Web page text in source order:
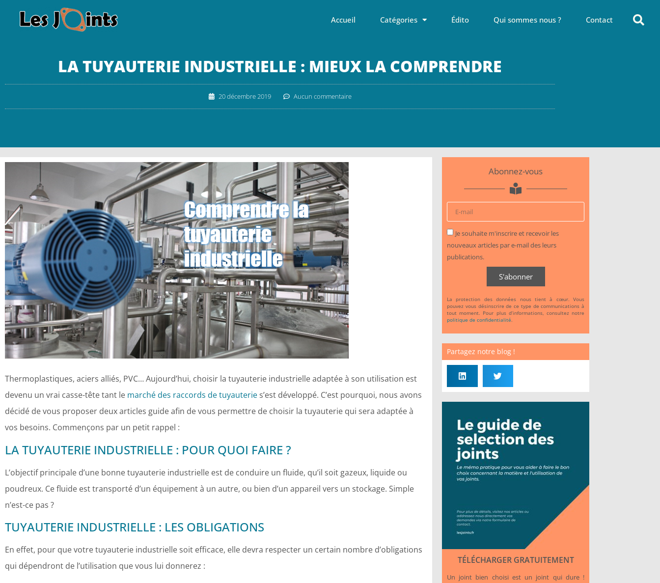
Accueil Catégories Édito Qui sommes nous ? Contact
LA TUYAUTERIE INDUSTRIELLE : MIEUX LA COMPRENDRE
20 décembre 2019 Aucun commentaire
Thermoplastiques, aciers alliés, PVC… Aujourd’hui, choisir la tuyauterie industrielle adaptée à son utilisation est
devenu un vrai casse-tête tant le marché des raccords de tuyauterie s’est développé. C’est pourquoi, nous avons
décidé de vous proposer deux articles guide afin de vous permettre de choisir la tuyauterie qui sera adaptée à
vos besoins. Commençons par un petit rappel :
LA TUYAUTERIE INDUSTRIELLE : POUR QUOI FAIRE ?
L’objectif principale d’une bonne tuyauterie industrielle est de conduire un fluide, qu’il soit gazeux, liquide ou
poudreux. Ce fluide est transporté d’un équipement à un autre, ou bien d’un appareil vers un stockage. Simple
n’est-ce pas ?
TUYAUTERIE INDUSTRIELLE : LES OBLIGATIONS
En effet, pour que votre tuyauterie industrielle soit efficace, elle devra respecter un certain nombre d’obligations
qui dépendront de l’utilisation que vous lui donnerez :
Abonnez-vous
Je souhaite m'inscrire et recevoir les
nouveaux articles par e-mail des leurs
publications.
S'abonner
La protection des données nous tient à cœur. Vous
pouvez vous désinscrire de ce type de communications à
tout moment. Pour plus d’informations, consultez notre
politique de confidentialité.
Partagez notre blog !
TÉLÉCHARGER GRATUITEMENT
Un joint bien choisi est un joint qui dure !